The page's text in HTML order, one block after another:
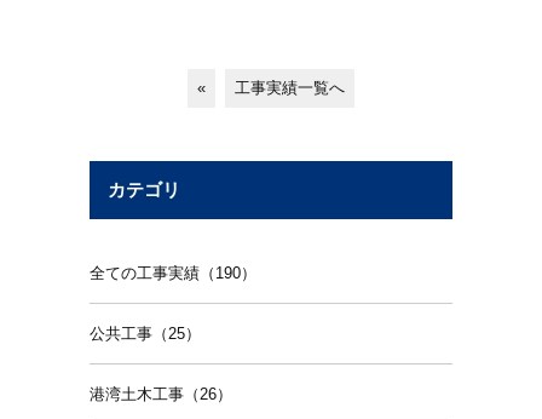
« 工事実績一覧へ
カテゴリ
全ての工事実績（190）
公共工事（25）
港湾土木工事（26）